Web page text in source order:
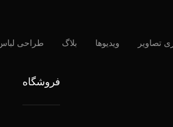
تصاویر ویدیوها بلاگ طراحی
فروشگاه